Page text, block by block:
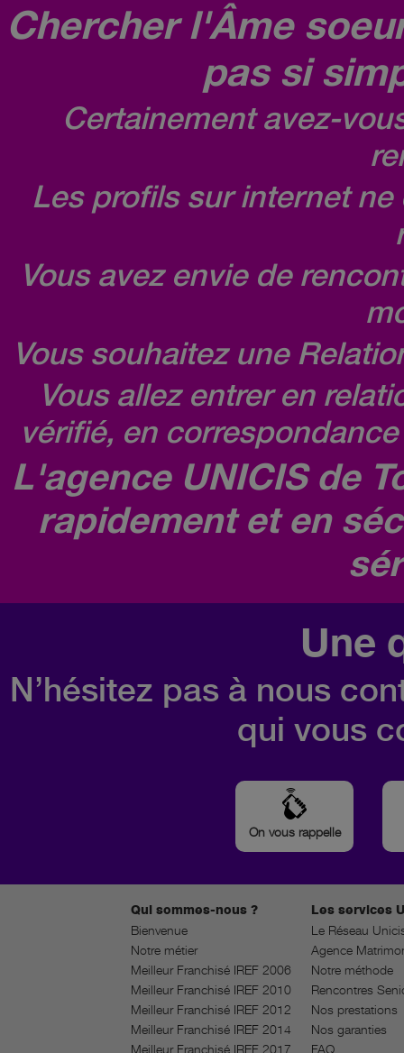
Chercher l'Âme
pas si
Certainement avez-
Les profils sur internet
Vous avez envie de
Vous souhaitez une
Vous allez entrer en
vérifié, en
L'agence UNICIS de
rapidement et en
Une
N’hésitez pas à nous
qui vous
On vous rappelle
Qui sommes-nous ?
Bienvenue
Notre métier
Meilleur Franchisé IREF 2006
Meilleur Franchisé IREF 2010
Meilleur Franchisé IREF 2012
Meilleur Franchisé IREF 2014
Meilleur Franchisé IREF 2017
Les services
Le Réseau
Agence
Notre méthode
Rencontres
Nos prestations
Nos garanties
FAQ